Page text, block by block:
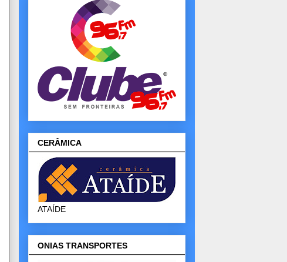
CERÂMICA
ATAÍDE
ONIAS TRANSPORTES